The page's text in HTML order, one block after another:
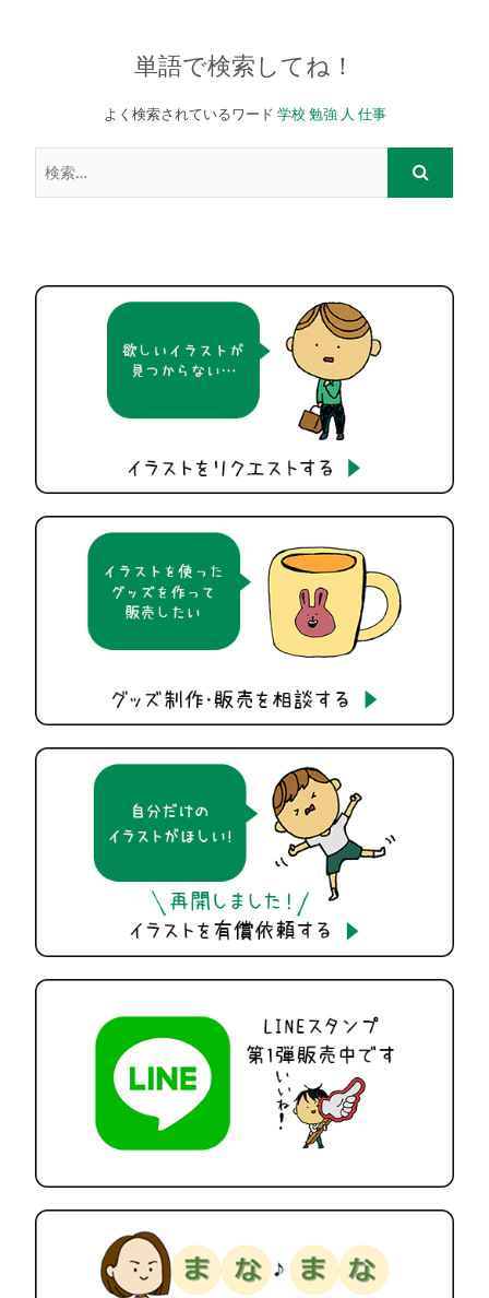
単語で検索してね！
よく検索されているワード 学校 勉強 人 仕事